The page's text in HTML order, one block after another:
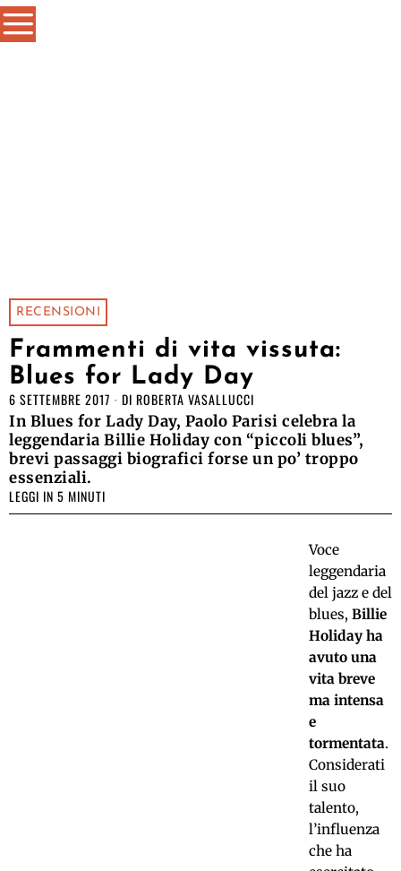
RECENSIONI
Frammenti di vita vissuta:
Blues for Lady Day
6 SETTEMBRE 2017 DI ROBERTA VASALLUCCI
In Blues for Lady Day, Paolo Parisi celebra la
leggendaria Billie Holiday con “piccoli blues”,
brevi passaggi biografici forse un po’ troppo
essenziali.
LEGGI IN 5 MINUTI
Voce
leggendaria
del jazz e del
blues, Billie
Holiday ha
avuto una
vita breve
ma intensa
e
tormentata.
Considerati
il suo
talento,
l’influenza
che ha